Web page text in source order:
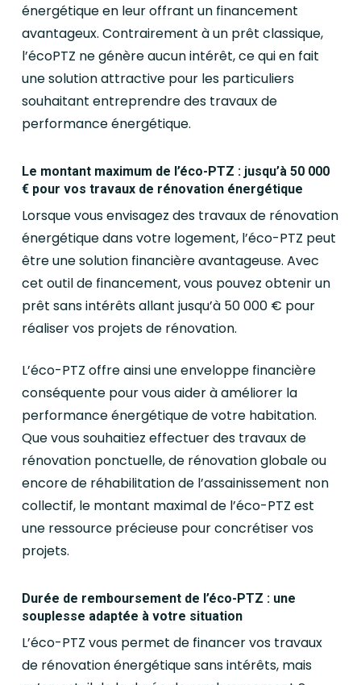
énergétique en leur offrant un financement
avantageux. Contrairement à un prêt classique,
l’écoPTZ ne génère aucun intérêt, ce qui en fait
une solution attractive pour les particuliers
souhaitant entreprendre des travaux de
performance énergétique.
Le montant maximum de l’éco-PTZ : jusqu’à 50 000
€ pour vos travaux de rénovation énergétique
Lorsque vous envisagez des travaux de rénovation
énergétique dans votre logement, l’éco-PTZ peut
être une solution financière avantageuse. Avec
cet outil de financement, vous pouvez obtenir un
prêt sans intérêts allant jusqu’à 50 000 € pour
réaliser vos projets de rénovation.
L’éco-PTZ offre ainsi une enveloppe financière
conséquente pour vous aider à améliorer la
performance énergétique de votre habitation.
Que vous souhaitiez effectuer des travaux de
rénovation ponctuelle, de rénovation globale ou
encore de réhabilitation de l’assainissement non
collectif, le montant maximal de l’éco-PTZ est
une ressource précieuse pour concrétiser vos
projets.
Durée de remboursement de l’éco-PTZ : une
souplesse adaptée à votre situation
L’éco-PTZ vous permet de financer vos travaux
de rénovation énergétique sans intérêts, mais